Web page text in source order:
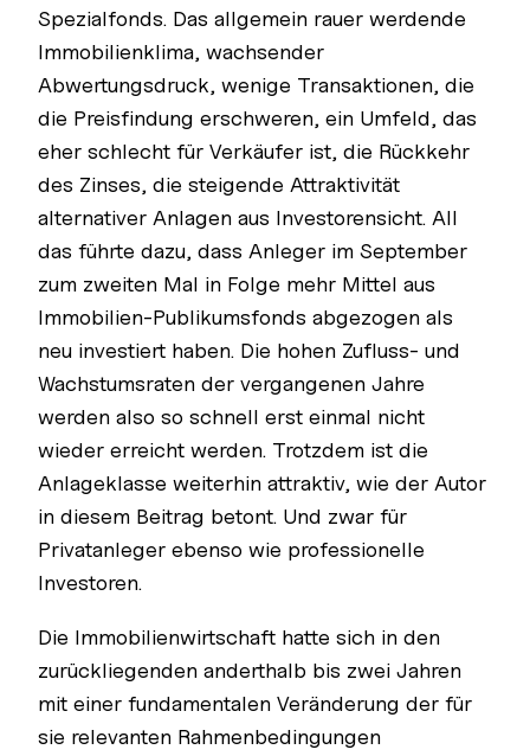
Spezialfonds. Das allgemein rauer werdende
Immobilienklima, wachsender
Abwertungsdruck, wenige Transaktionen, die
die Preisfindung erschweren, ein Umfeld, das
eher schlecht für Verkäufer ist, die Rückkehr
des Zinses, die steigende Attraktivität
alternativer Anlagen aus Investorensicht. All
das führte dazu, dass Anleger im September
zum zweiten Mal in Folge mehr Mittel aus
Immobilien-Publikumsfonds abgezogen als
neu investiert haben. Die hohen Zufluss- und
Wachstumsraten der vergangenen Jahre
werden also so schnell erst einmal nicht
wieder erreicht werden. Trotzdem ist die
Anlageklasse weiterhin attraktiv, wie der Autor
in diesem Beitrag betont. Und zwar für
Privatanleger ebenso wie professionelle
Investoren.
Die Immobilienwirtschaft hatte sich in den
zurückliegenden anderthalb bis zwei Jahren
mit einer fundamentalen Veränderung der für
sie relevanten Rahmenbedingungen